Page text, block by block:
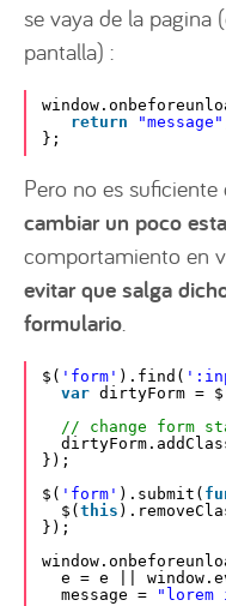
se vaya de la pagina
pantalla) :
return
"message"
};
Pero no es suficiente
cambiar un poco
comportamiento en
evitar que salga
formulario
$( 'form' ).find(
var dirtyForm =
// change form
});
$( 'form' ).submit(
$( this
});
e = e ||
message =
"lorem